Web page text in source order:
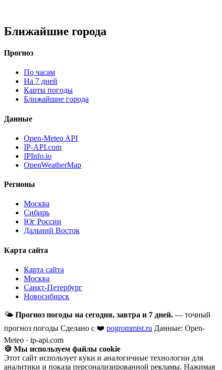
Ближайшие города
Прогноз
По часам
На 7 дней
Карты погоды
Ближайшие города
Данные
Open-Meteo API
IP-API.com
IPInfo.io
OpenWeatherMap
Регионы
Москва
Сибирь
Юг России
Дальний Восток
Карта сайта
Карта сайта
Москва
Санкт-Петербург
Новосибирск
🌤 Прогноз погоды на сегодня, завтра и 7 дней. — точный
прогноз погоды Сделано с ❤️ pogrommist.ru Данные: Open-
Meteo · ip-api.com
🍪 Мы используем файлы cookie
Этот сайт использует куки и аналогичные технологии для
аналитики и показа персонализированной рекламы. Нажимая